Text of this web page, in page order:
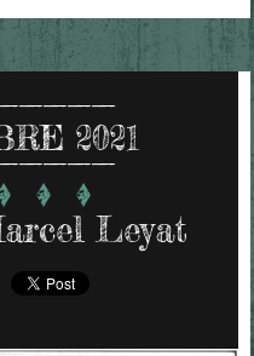
2021
Leyat